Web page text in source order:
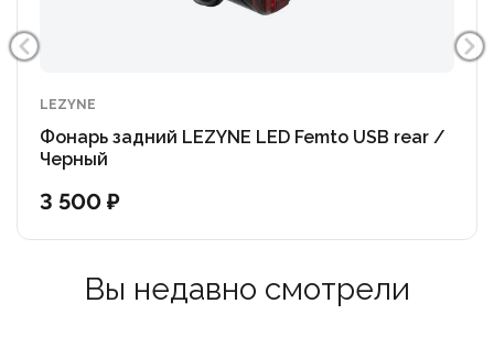
Максимальное время работы до 15 часов
Зарядка от микро-USB
Лампа: LED светодиод
Мощность: световой поток до 5 лм
Видимость: 270°
Питание: аккумулятор, зарядка от USB 2.5 ч
LEZYNE
Фонарь задний LEZYNE LED Femto USB rear /
Черный
3 500 ₽
Вы недавно смотрели